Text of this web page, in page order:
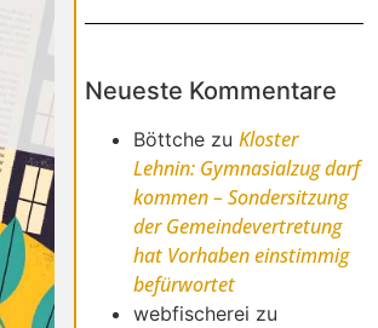
Neueste Kommentare
Böttche zuKloster
Lehnin: Gymnasialzug darf
kommen – Sondersitzung
der Gemeindevertretung
hat Vorhaben einstimmig
befürwortet
webfischerei zu